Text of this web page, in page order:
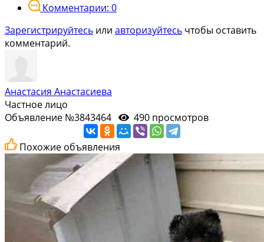
Комментарии: 0
Зарегистрируйтесь или авторизуйтесь чтобы оставить
комментарий.
Анастасия Анастасиева
Частное лицо
Объявление №3843464
490 просмотров
Похожие объявления